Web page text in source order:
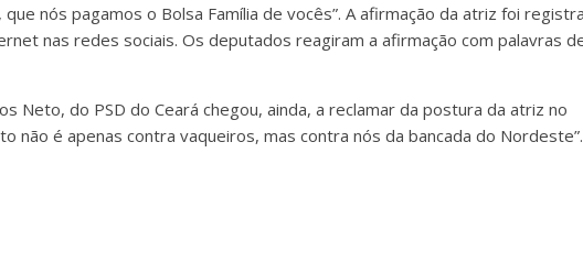
que nós pagamos o Bolsa Família de vocês”. A afirmação da atriz foi
nas redes sociais. Os deputados reagiram a afirmação com palavras
Neto, do PSD do Ceará chegou, ainda, a reclamar da postura da atriz no
não é apenas contra vaqueiros, mas contra nós da bancada do Nordeste”.